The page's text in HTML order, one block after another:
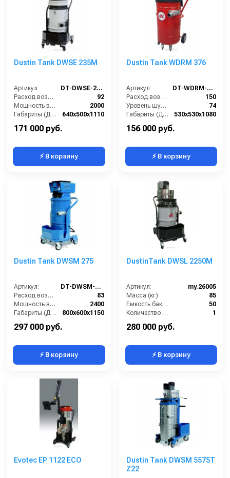
Dustin Tank DWSE 235M
Артикул:
DT-DWSE-235M
Расход воздуха (л/сек):
92
Мощность всасывающих турбин (Вт):
2000
Габариты (ДхШхВ):
640х500х1110
171 000 руб.
⚡ В корзину
Dustin Tank WDRM 376
Артикул:
DT-WDRM-376
Расход воздуха (л/сек):
150
Уровень шума IEC 704 (дБ(А)):
74
Габариты (ДхШхВ):
530х530х1080
156 000 руб.
⚡ В корзину
Dustin Tank DWSM 275
Артикул:
DT-DWSM-275
Расход воздуха (л/сек):
83
Мощность всасывающих турбин (Вт):
2400
Габариты (ДхШхВ):
800х600х1150
297 000 руб.
⚡ В корзину
DustinTank DWSL 2250M
Артикул:
my.26005
Масса (кг):
85
Емкость бака для мусора (л):
50
Количество турбин (шт):
1
280 000 руб.
⚡ В корзину
Evotec EP 1122 ECO
Dustin Tank DWSM 5575T
Z22